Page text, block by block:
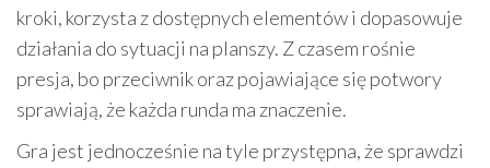
kroki, korzysta z dostępnych elementów i dopasowuje
działania do sytuacji na planszy. Z czasem rośnie
presja, bo przeciwnik oraz pojawiające się potwory
sprawiają, że każda runda ma znaczenie.
Gra jest jednocześnie na tyle przystępna, że sprawdzi